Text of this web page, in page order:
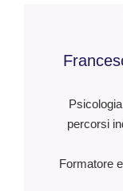
percorsi
Formatore